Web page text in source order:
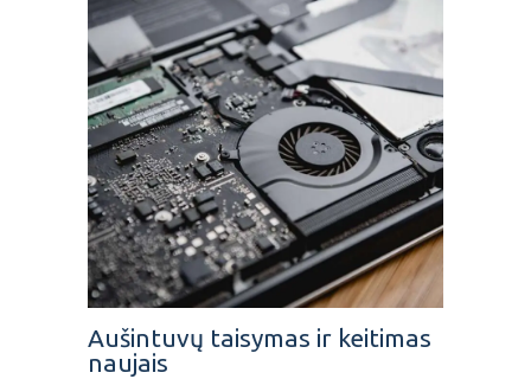
Aušintuvų taisymas ir keitimas
naujais